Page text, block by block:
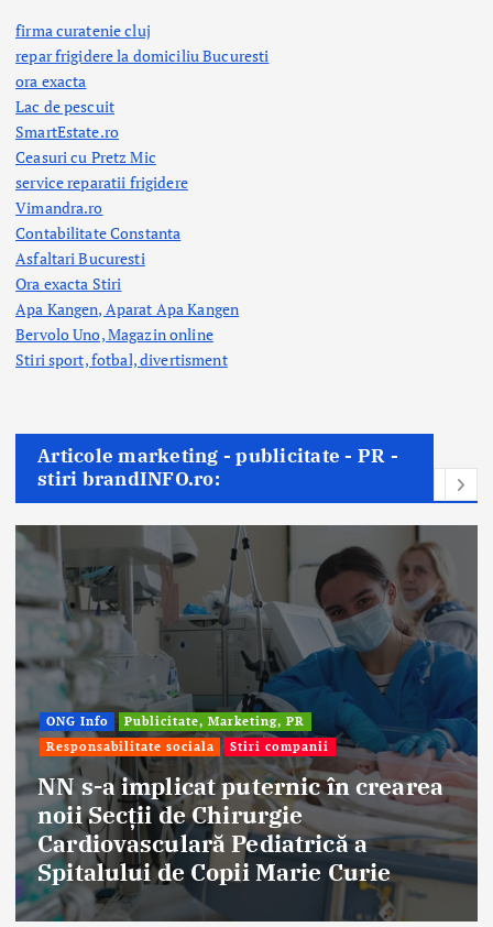
firma curatenie cluj
repar frigidere la domiciliu Bucuresti
ora exacta
Lac de pescuit
SmartEstate.ro
Ceasuri cu Pretz Mic
service reparatii frigidere
Vimandra.ro
Contabilitate Constanta
Asfaltari Bucuresti
Ora exacta Stiri
Apa Kangen, Aparat Apa Kangen
Bervolo Uno, Magazin online
Stiri sport, fotbal,divertisment
Articole marketing - publicitate - PR -
stiri brandINFO.ro:
PR
Stiri companii
în crearea
Pediatrică a
Marie Curie
Afaceri & Economie
Stiri companii
Eternal
aniversat 30
frumuseții